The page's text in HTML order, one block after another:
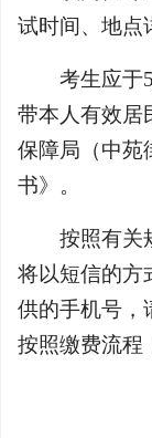
试时间、地点
考生应于
带本人有效居
保障局（中苑
书》。
按照有关
将以短信的方
供的手机号，
按照缴费流程